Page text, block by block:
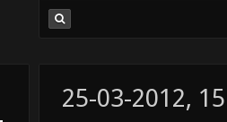
25-03-2012,